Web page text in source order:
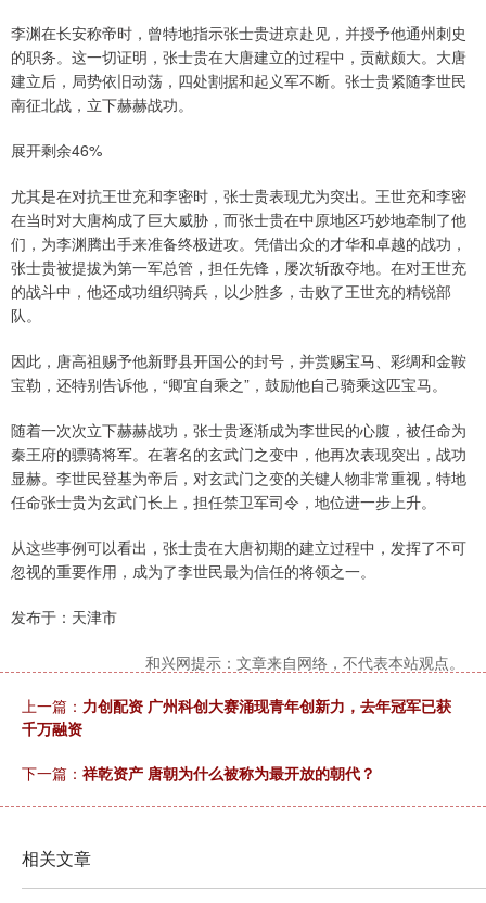
李渊在长安称帝时，曾特地指示张士贵进京赴见，并授予他通州刺史
的职务。这一切证明，张士贵在大唐建立的过程中，贡献颇大。大唐
建立后，局势依旧动荡，四处割据和起义军不断。张士贵紧随李世民
南征北战，立下赫赫战功。
展开剩余46%
尤其是在对抗王世充和李密时，张士贵表现尤为突出。王世充和李密
在当时对大唐构成了巨大威胁，而张士贵在中原地区巧妙地牵制了他
们，为李渊腾出手来准备终极进攻。凭借出众的才华和卓越的战功，
张士贵被提拔为第一军总管，担任先锋，屡次斩敌夺地。在对王世充
的战斗中，他还成功组织骑兵，以少胜多，击败了王世充的精锐部
队。
因此，唐高祖赐予他新野县开国公的封号，并赏赐宝马、彩绸和金鞍
宝勒，还特别告诉他，“卿宜自乘之”，鼓励他自己骑乘这匹宝马。
随着一次次立下赫赫战功，张士贵逐渐成为李世民的心腹，被任命为
秦王府的骠骑将军。在著名的玄武门之变中，他再次表现突出，战功
显赫。李世民登基为帝后，对玄武门之变的关键人物非常重视，特地
任命张士贵为玄武门长上，担任禁卫军司令，地位进一步上升。
从这些事例可以看出，张士贵在大唐初期的建立过程中，发挥了不可
忽视的重要作用，成为了李世民最为信任的将领之一。
发布于：天津市
和兴网提示：文章来自网络，不代表本站观点。
上一篇： 力创配资 广州科创大赛涌现青年创新力，去年冠军已获
千万融资
下一篇： 祥乾资产 唐朝为什么被称为最开放的朝代？
相关文章